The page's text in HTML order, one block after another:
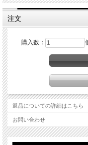
-
商品説明
セレスタイト 原石
セレスタイトは和名を天青石
透き通るブルーはとても爽や
るオススメの原石です
透明度が高く、結晶一つ一つ
セレスタイトはその色合いか
ドイツの鉱物学者ウェルナー
ラテン語の(coelestis 天・天
す。
注文
購入数：
返品についての詳細はこちら
お問い合わせ